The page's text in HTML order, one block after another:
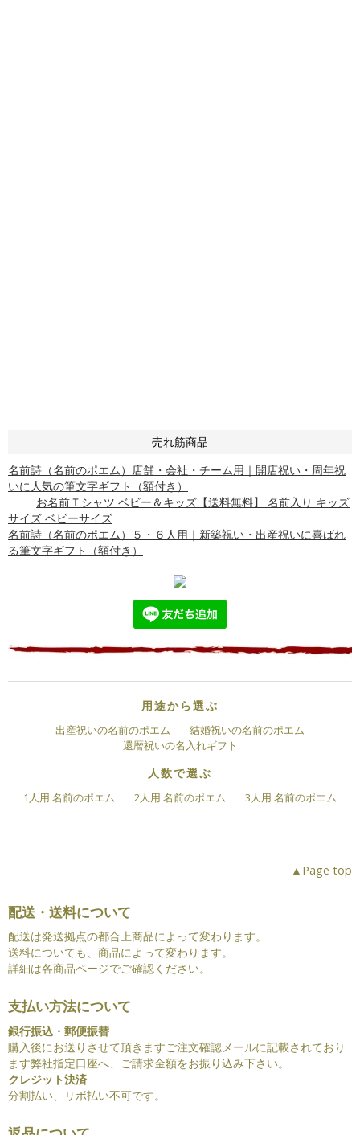
売れ筋商品
名前詩（名前のポエム）店舗・会社・チーム用｜開店祝い・周年祝
いに人気の筆文字ギフト（額付き）
お名前Ｔシャツ ベビー＆キッズ【送料無料】 名前入り キッズ
サイズ ベビーサイズ
名前詩（名前のポエム）５・６人用｜新築祝い・出産祝いに喜ばれ
る筆文字ギフト（額付き）
用途から選ぶ
出産祝いの名前のポエム
結婚祝いの名前のポエム
還暦祝いの名入れギフト
人数で選ぶ
1人用 名前のポエム 2人用 名前のポエム 3人用 名前のポエム
▲Page top
配送・送料について
配送は発送拠点の都合上商品によって変わります。
送料についても、商品によって変わります。
詳細は各商品ページでご確認ください。
支払い方法について
銀行振込・郵便振替
購入後にお送りさせて頂きますご注文確認メールに記載されており
ます弊社指定口座へ、ご請求金額をお振り込み下さい。
クレジット決済
分割払い、リボ払い不可です。